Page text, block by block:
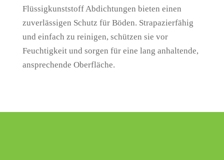
Flüssigkunststoff Abdichtungen bieten einen
zuverlässigen Schutz für Böden. Strapazierfähig
und einfach zu reinigen, schützen sie vor
Feuchtigkeit und sorgen für eine lang anhaltende,
ansprechende Oberfläche.